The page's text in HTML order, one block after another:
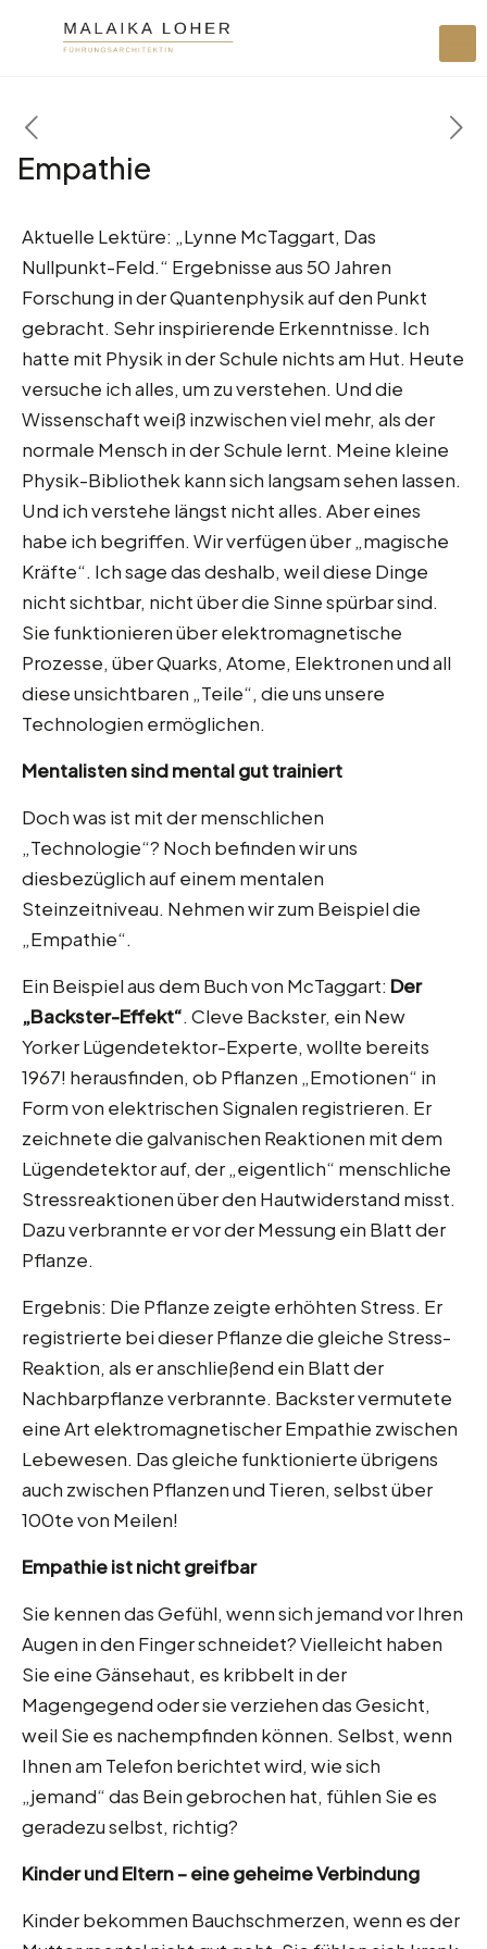
Empathie
Aktuelle Lektüre: „Lynne McTaggart, Das
Nullpunkt-Feld.“ Ergebnisse aus 50 Jahren
Forschung in der Quantenphysik auf den Punkt
gebracht. Sehr inspirierende Erkenntnisse. Ich
hatte mit Physik in der Schule nichts am Hut. Heute
versuche ich alles, um zu verstehen. Und die
Wissenschaft weiß inzwischen viel mehr, als der
normale Mensch in der Schule lernt. Meine kleine
Physik-Bibliothek kann sich langsam sehen lassen.
Und ich verstehe längst nicht alles. Aber eines
habe ich begriffen. Wir verfügen über „magische
Kräfte“. Ich sage das deshalb, weil diese Dinge
nicht sichtbar, nicht über die Sinne spürbar sind.
Sie funktionieren über elektromagnetische
Prozesse, über Quarks, Atome, Elektronen und all
diese unsichtbaren „Teile“, die uns unsere
Technologien ermöglichen.
Mentalisten sind mental gut trainiert
Doch was ist mit der menschlichen
„Technologie“? Noch befinden wir uns
diesbezüglich auf einem mentalen
Steinzeitniveau. Nehmen wir zum Beispiel die
„Empathie“.
Ein Beispiel aus dem Buch von McTaggart: Der
„Backster-Effekt“. Cleve Backster, ein New
Yorker Lügendetektor-Experte, wollte bereits
1967! herausfinden, ob Pflanzen „Emotionen“ in
Form von elektrischen Signalen registrieren. Er
zeichnete die galvanischen Reaktionen mit dem
Lügendetektor auf, der „eigentlich“ menschliche
Stressreaktionen über den Hautwiderstand misst.
Dazu verbrannte er vor der Messung ein Blatt der
Pflanze.
Ergebnis: Die Pflanze zeigte erhöhten Stress. Er
registrierte bei dieser Pflanze die gleiche Stress-
Reaktion, als er anschließend ein Blatt der
Nachbarpflanze verbrannte. Backster vermutete
eine Art elektromagnetischer Empathie zwischen
Lebewesen. Das gleiche funktionierte übrigens
auch zwischen Pflanzen und Tieren, selbst über
100te von Meilen!
Empathie ist nicht greifbar
Sie kennen das Gefühl, wenn sich jemand vor Ihren
Augen in den Finger schneidet? Vielleicht haben
Sie eine Gänsehaut, es kribbelt in der
Magengegend oder sie verziehen das Gesicht,
weil Sie es nachempfinden können. Selbst, wenn
Ihnen am Telefon berichtet wird, wie sich
„jemand“ das Bein gebrochen hat, fühlen Sie es
geradezu selbst, richtig?
Kinder und Eltern – eine geheime Verbindung
Kinder bekommen Bauchschmerzen, wenn es der